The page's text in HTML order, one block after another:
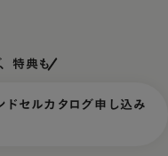
特典も
ドセルカタログ申し込み